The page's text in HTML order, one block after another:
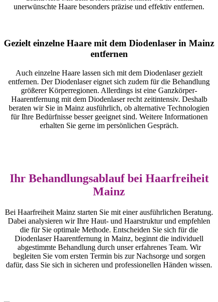
unerwünschte Haare besonders präzise und effektiv entfernen.
Gezielt einzelne Haare mit dem Diodenlaser in Mainz
entfernen
Auch einzelne Haare lassen sich mit dem Diodenlaser gezielt
entfernen. Der Diodenlaser eignet sich zudem für die Behandlung
größerer Körperregionen. Allerdings ist eine Ganzkörper-
Haarentfernung mit dem Diodenlaser recht zeitintensiv. Deshalb
beraten wir Sie in Mainz ausführlich, ob alternative Technologien
für Ihre Bedürfnisse besser geeignet sind. Weitere Informationen
erhalten Sie gerne im persönlichen Gespräch.
Ihr Behandlungsablauf bei Haarfreiheit
Mainz
Bei Haarfreiheit Mainz starten Sie mit einer ausführlichen Beratung.
Dabei analysieren wir Ihre Haut- und Haarstruktur und empfehlen
die für Sie optimale Methode. Entscheiden Sie sich für die
Diodenlaser Haarentfernung in Mainz, beginnt die individuell
abgestimmte Behandlung durch unser erfahrenes Team. Wir
begleiten Sie vom ersten Termin bis zur Nachsorge und sorgen
dafür, dass Sie sich in sicheren und professionellen Händen wissen.